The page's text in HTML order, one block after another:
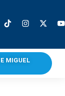
MIGUEL